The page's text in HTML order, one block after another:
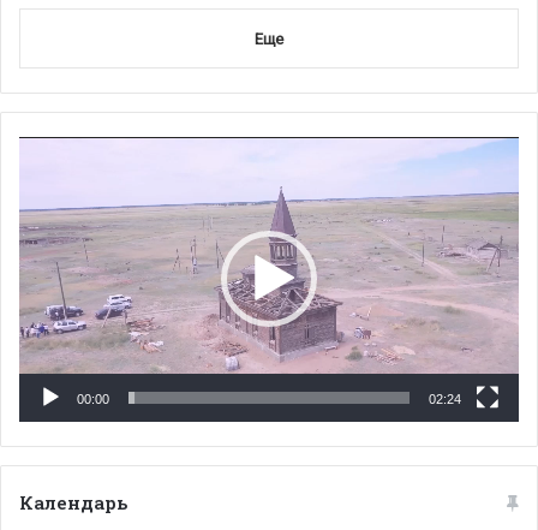
Еще
00:00 02:24
Календарь